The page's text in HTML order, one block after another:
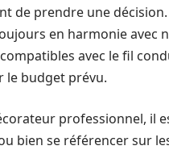
de prendre une
en harmonie avec
avec le fil
le budget prévu.
professionnel, il
bien se référencer sur